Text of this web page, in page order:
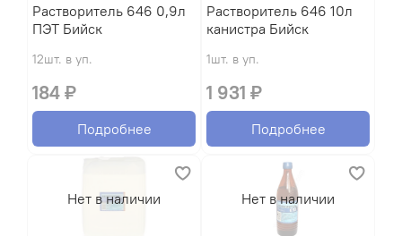
Растворитель 646 0,9л
ПЭТ Бийск
12шт. в уп.
184 ₽
Подробнее
Растворитель 646 10л
канистра Бийск
1шт. в уп.
1 931 ₽
Подробнее
Нет в наличии Нет в наличии